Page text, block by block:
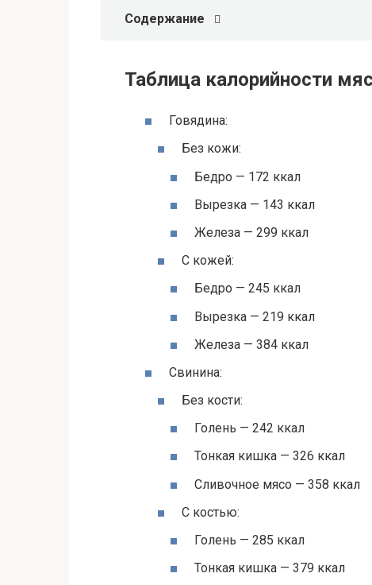
Содержание
Таблица калорийности
Говядина:
Без кожи:
Бедро — 172 ккал
Вырезка — 143 ккал
Железа — 299 ккал
С кожей:
Бедро — 245 ккал
Вырезка — 219 ккал
Железа — 384 ккал
Свинина:
Без кости:
Голень — 242 ккал
Тонкая кишка — 326 ккал
Сливочное мясо — 358 ккал
С костью:
Голень — 285 ккал
Тонкая кишка — 379 ккал